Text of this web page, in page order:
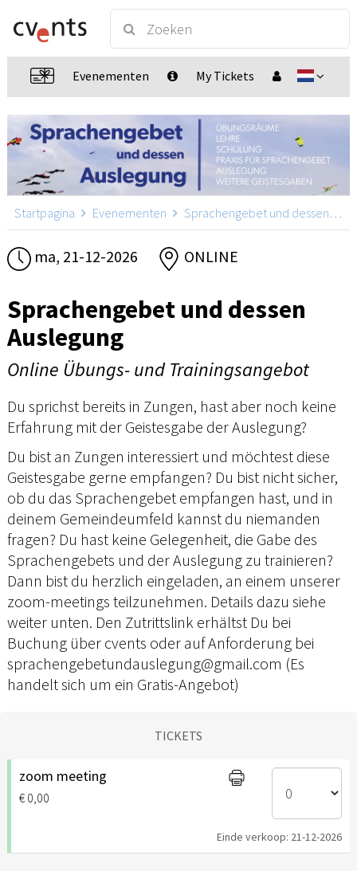
Evenementen My Tickets
Startpagina Evenementen Sprachengebet und dessen Auslegung
ma, 21-12-2026 ONLINE
Sprachengebet und dessen
Auslegung
Online Übungs- und Trainingsangebot
Du sprichst bereits in Zungen, hast aber noch keine
Erfahrung mit der Geistesgabe der Auslegung?
Du bist an Zungen interessiert und möchtest diese
Geistesgabe gerne empfangen? Du bist nicht sicher,
ob du das Sprachengebet empfangen hast, und in
deinem Gemeindeumfeld kannst du niemanden
fragen? Du hast keine Gelegenheit, die Gabe des
Sprachengebets und der Auslegung zu trainieren?
Dann bist du herzlich eingeladen, an einem unserer
zoom-meetings teilzunehmen. Details dazu siehe
weiter unten. Den Zutrittslink erhältst Du bei
Buchung über cvents oder auf Anforderung bei
sprachengebetundauslegung@gmail.com (Es
handelt sich um ein Gratis-Angebot)
TICKETS
zoom meeting
€ 0,00
Einde verkoop: 21-12-2026